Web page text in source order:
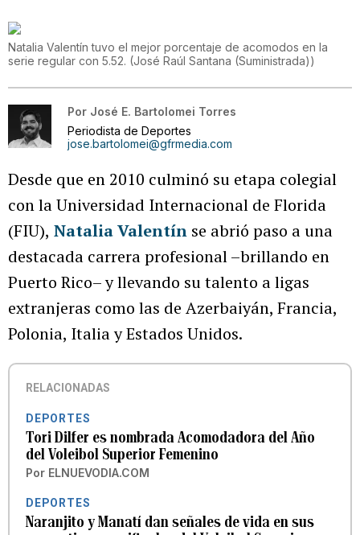
Natalia Valentín tuvo el mejor porcentaje de acomodos en la
serie regular con 5.52. (José Raúl Santana (Suministrada))
Por José E. Bartolomei Torres
Periodista de Deportes
jose.bartolomei@gfrmedia.com
Desde que en 2010 culminó su etapa colegial
con la Universidad Internacional de Florida
(FIU), Natalia Valentín se abrió paso a una
destacada carrera profesional –brillando en
Puerto Rico– y llevando su talento a ligas
extranjeras como las de Azerbaiyán, Francia,
Polonia, Italia y Estados Unidos.
RELACIONADAS
DEPORTES
Tori Dilfer es nombrada Acomodadora del Año
del Voleibol Superior Femenino
Por ELNUEVODIA.COM
DEPORTES
Naranjito y Manatí dan señales de vida en sus